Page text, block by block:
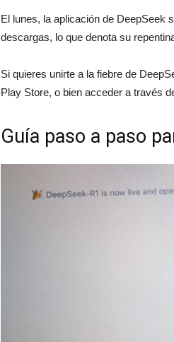
El lunes, la aplicación de DeepSeek
descargas, lo que denota su
Si quieres unirte a la fiebre de
Play Store, o bien acceder a través
Guía paso a paso